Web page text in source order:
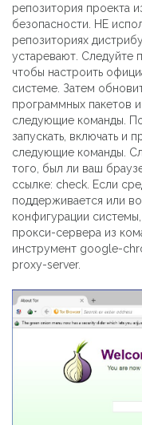
репозитория проекта
безопасности. НЕ
репозиториях
устаревают. Следуйте
чтобы настроить
системе. Затем
программных пакетов
следующие команды.
запускать, включать и
следующие команды.
того, был ли ваш
ссылке: check. Если
поддерживается или
конфигурации
прокси-сервера из
инструмент google-
proxy-server.